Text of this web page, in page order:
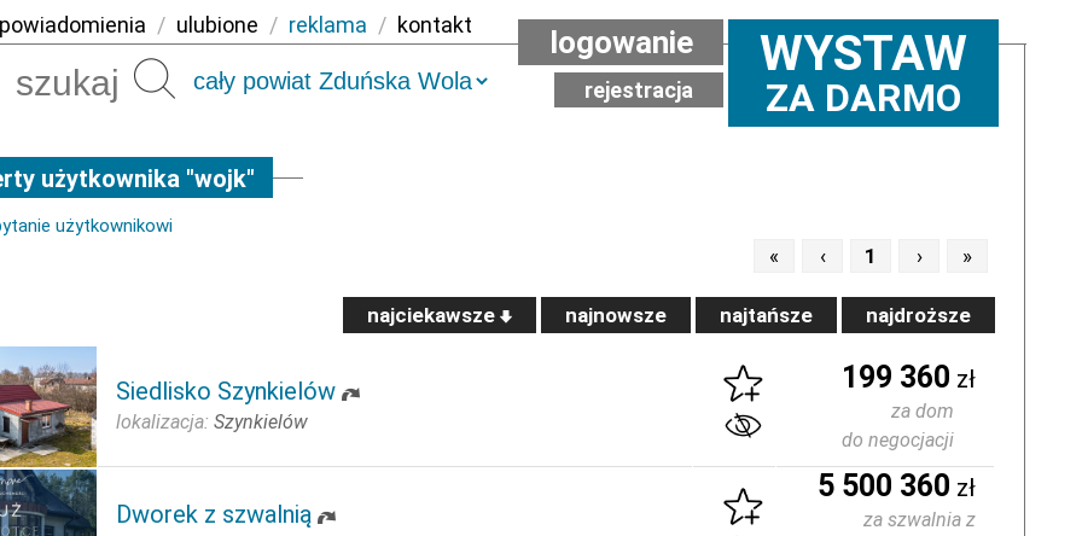
powiadomienia / ulubione / reklama / kontakt
Szukaj WYSTAW
ZA DARMO
logowanie
rejestracja
użytkownika "wojk"
użytkownikowi
« ‹ 1 › »
najciekawsze najnowsze najtańsze najdroższe
Siedlisko Szynkielów
lokalizacja: Szynkielów
199 360 zł
za dom
do negocjacji
Dworek z szwalnią
5 500 360 zł
za szwalnia z